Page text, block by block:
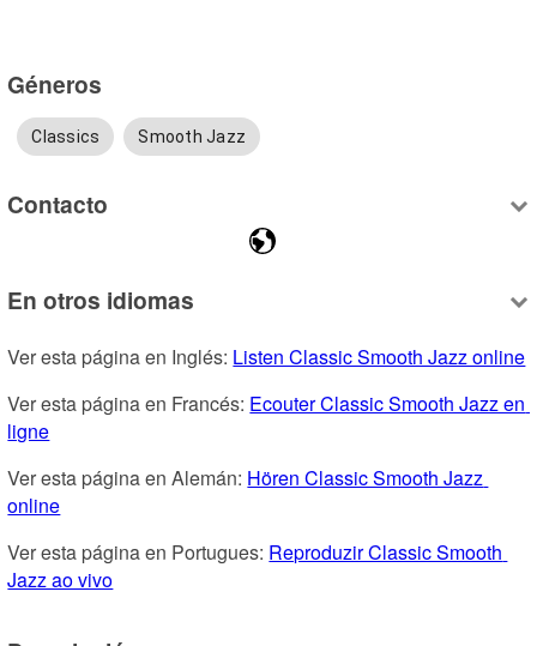
Géneros
Classics Smooth Jazz
Contacto
En otros idiomas
Ver esta página en Inglés: Listen Classic Smooth Jazz online
Ver esta página en Francés: Ecouter Classic Smooth Jazz en
ligne
Ver esta página en Alemán: Hören Classic Smooth Jazz
online
Ver esta página en Portugues: Reproduzir Classic Smooth
Jazz ao vivo